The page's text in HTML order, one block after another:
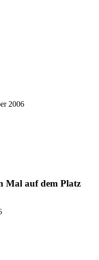
2006
Mal auf dem Platz